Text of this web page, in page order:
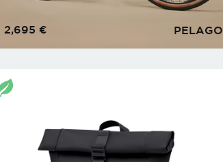
PELAGO
2,695 €